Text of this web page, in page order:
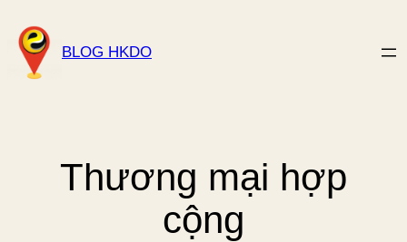
to
content
BLOG HKDO
Thương mại hợp
cộng